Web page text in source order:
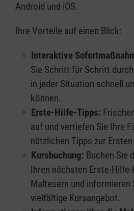
Android und iOS.
Ihre Vorteile auf einen Blick:
Interaktive
Sie Schritt für Schritt
in jeder Situation schnell
können.
Erste-Hilfe-Tipps:
auf und vertiefen Sie Ihre
nützlichen Tipps zur
Kursbuchung: Buchen Sie
Ihren nächsten Erste-Hilfe-
Maltesern und informieren
vielfältige Kursangebot.